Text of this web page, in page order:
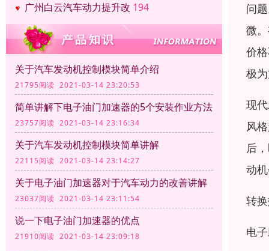
广州白云汽车动力提升改 194
关于汽车发动机控制模块简单介绍
21795阅读 2021-03-14 23:20:53
简单讲解下电子油门加速器的5个安装作业方法
23757阅读 2021-03-14 23:16:34
关于汽车发动机控制模块简单讲解
22115阅读 2021-03-14 23:14:27
关于电子油门加速器对于汽车动力的改善讲解
23037阅读 2021-03-14 23:11:54
说一下电子油门加速器的优点
21910阅读 2021-03-14 23:09:18
问
微
价
极
现
风
后
动
转
电